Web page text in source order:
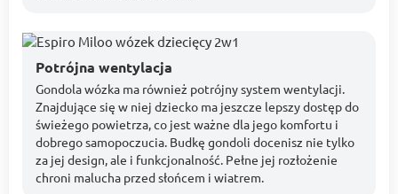
Potrójna wentylacja
Gondola wózka ma również potrójny system wentylacji.
Znajdujące się w niej dziecko ma jeszcze lepszy dostęp do
świeżego powietrza, co jest ważne dla jego komfortu i
dobrego samopoczucia. Budkę gondoli docenisz nie tylko
za jej design, ale i funkcjonalność. Pełne jej rozłożenie
chroni malucha przed słońcem i wiatrem.